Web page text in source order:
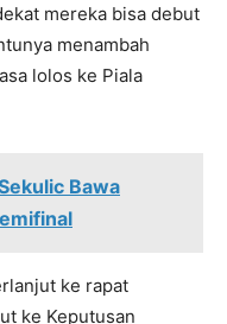
mereka bisa debut
menambah
lolos ke Piala
Bawa
ke rapat
ke Keputusan